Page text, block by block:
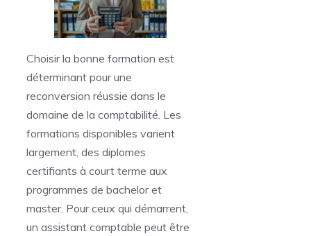
Choisir la bonne formation est
déterminant pour une
reconversion réussie dans le
domaine de la comptabilité. Les
formations disponibles varient
largement, des diplomes
certifiants à court terme aux
programmes de bachelor et
master. Pour ceux qui démarrent,
un assistant comptable peut être